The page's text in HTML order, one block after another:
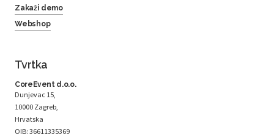
Zakaži demo
Webshop
Tvrtka
CoreEvent d.o.o.
Dunjevac 15,
10000 Zagreb,
Hrvatska
OIB: 36611335369